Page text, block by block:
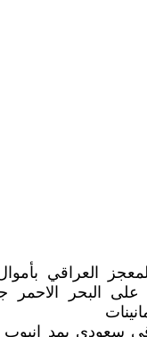
العراقي
على البحر الاحمر